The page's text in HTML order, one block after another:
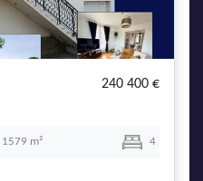
240 400 €
1579 m² 4